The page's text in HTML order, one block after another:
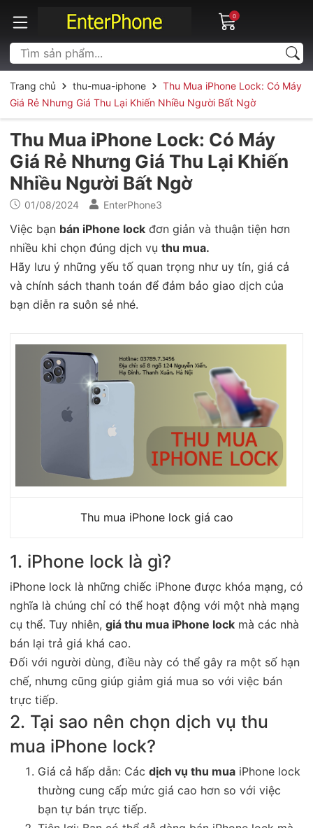
0
Trang chủ thu-mua-iphone
Thu Mua iPhone Lock: Có Máy
Giá Rẻ Nhưng Giá Thu Lại Khiến Nhiều Người Bất Ngờ
Thu Mua iPhone Lock: Có Máy
Giá Rẻ Nhưng Giá Thu Lại Khiến
Nhiều Người Bất Ngờ
01/08/2024 EnterPhone3
Việc bạn bán iPhone lock đơn giản và thuận tiện hơn
nhiều khi chọn đúng dịch vụ thu mua.
Hãy lưu ý những yếu tố quan trọng như uy tín, giá cả
và chính sách thanh toán để đảm bảo giao dịch của
bạn diễn ra suôn sẻ nhé.
Thu mua iPhone lock giá cao
1. iPhone lock là gì?
iPhone lock là những chiếc iPhone được khóa mạng, có
nghĩa là chúng chỉ có thể hoạt động với một nhà mạng
cụ thể. Tuy nhiên, giá thu mua iPhone lock mà các nhà
bán lại trả giá khá cao.
Đối với người dùng, điều này có thể gây ra một số hạn
chế, nhưng cũng giúp giảm giá mua so với việc bán
trực tiếp.
2. Tại sao nên chọn dịch vụ thu
mua iPhone lock?
Giá cả hấp dẫn: Các dịch vụ thu mua iPhone lock
thường cung cấp mức giá cao hơn so với việc
bạn tự bán trực tiếp.